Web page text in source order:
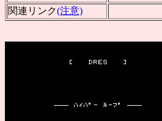
関連リンク(注意)